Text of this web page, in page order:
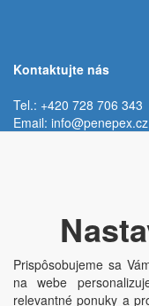
Kontaktujte nás
Tel.: +420 728 706 343
Email: info@penepex.cz
Trávník 2076, 686 03
Prispôsobujeme sa
na webe
relevantné ponuky a